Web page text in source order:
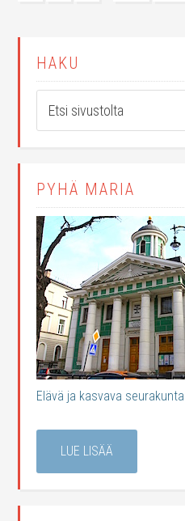
HAKU
PYHÄ MARIA
Elävä ja kasvava
LUE LISÄÄ